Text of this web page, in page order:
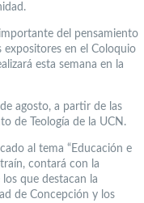
del pensamiento
expositores en el Coloquio
esta semana en la
agosto, a partir de las
de Teología de la UCN.
al tema “Educación e
contará con la
que destacan la
de Concepción y los